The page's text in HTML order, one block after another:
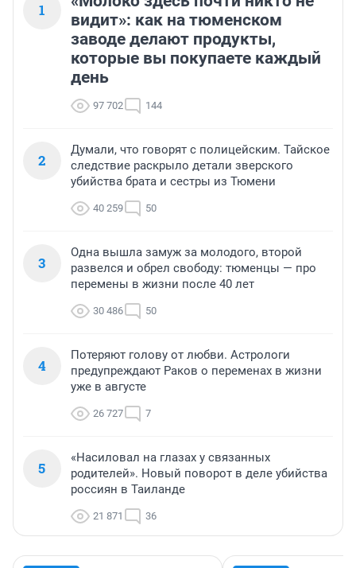
1
видит»: как на тюменском
заводе делают продукты,
которые вы покупаете каждый
день
97 702 144
2
Думали, что говорят с полицейским. Тайское
следствие раскрыло детали зверского
убийства брата и сестры из Тюмени
40 259 50
3
Одна вышла замуж за молодого, второй
развелся и обрел свободу: тюменцы — про
перемены в жизни после 40 лет
30 486 50
4
Потеряют голову от любви. Астрологи
предупреждают Раков о переменах в жизни
уже в августе
26 727 7
5
«Насиловал на глазах у связанных
родителей». Новый поворот в деле убийства
россиян в Таиланде
21 871 36